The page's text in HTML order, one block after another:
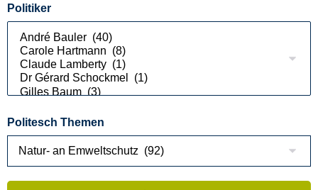
Politiker
Politesch Themen